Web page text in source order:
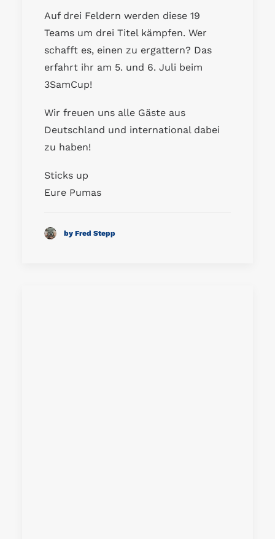
Auf drei Feldern werden diese 19
Teams um drei Titel kämpfen. Wer
schafft es, einen zu ergattern? Das
erfahrt ihr am 5. und 6. Juli beim
3SamCup!
Wir freuen uns alle Gäste aus
Deutschland und international dabei
zu haben!
Sticks up
Eure Pumas
by Fred Stepp